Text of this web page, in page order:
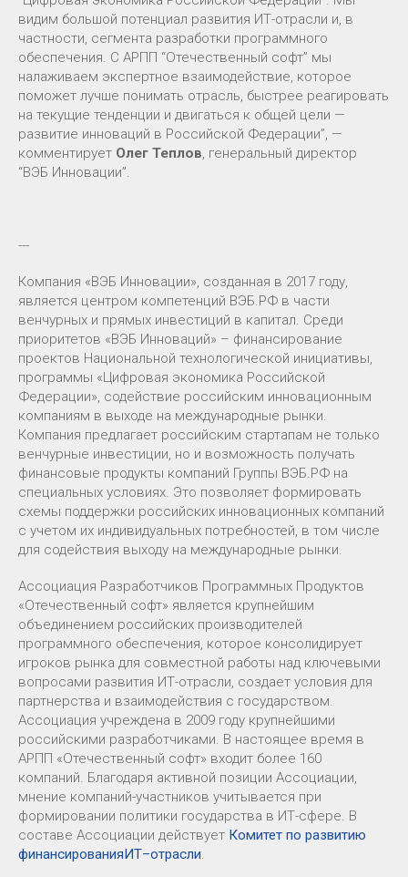
видим большой потенциал развития ИТ-отрасли и, в
частности, сегмента разработки программного
обеспечения. С АРПП “Отечественный софт” мы
налаживаем экспертное взаимодействие, которое
поможет лучше понимать отрасль, быстрее реагировать
на текущие тенденции и двигаться к общей цели —
развитие инноваций в Российской Федерации”, —
комментирует Олег Теплов, генеральный директор
“ВЭБ Инновации”.
---
Компания «ВЭБ Инновации», созданная в 2017 году,
является центром компетенций ВЭБ.РФ в части
венчурных и прямых инвестиций в капитал. Среди
приоритетов «ВЭБ Инноваций» – финансирование
проектов Национальной технологической инициативы,
программы «Цифровая экономика Российской
Федерации», содействие российским инновационным
компаниям в выходе на международные рынки.
Компания предлагает российским стартапам не только
венчурные инвестиции, но и возможность получать
финансовые продукты компаний Группы ВЭБ.РФ на
специальных условиях. Это позволяет формировать
схемы поддержки российских инновационных компаний
с учетом их индивидуальных потребностей, в том числе
для содействия выходу на международные рынки.
Ассоциация Разработчиков Программных Продуктов
«Отечественный софт» является крупнейшим
объединением российских производителей
программного обеспечения, которое консолидирует
игроков рынка для совместной работы над ключевыми
вопросами развития ИТ-отрасли, создает условия для
партнерства и взаимодействия с государством.
Ассоциация учреждена в 2009 году крупнейшими
российскими разработчиками. В настоящее время в
АРПП «Отечественный софт» входит более 160
компаний. Благодаря активной позиции Ассоциации,
мнение компаний-участников учитывается при
формировании политики государства в ИТ-сфере. В
составе Ассоциации действует Комитет по развитию
финансированияИТ–отрасли.